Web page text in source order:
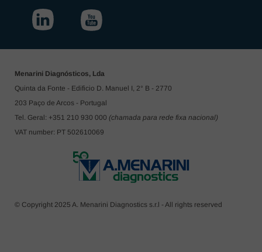
Menarini Diagnósticos, Lda
Quinta da Fonte - Edificio D. Manuel I, 2° B - 2770
203 Paço de Arcos - Portugal
Tel. Geral: +351 210 930 000 (chamada para rede fixa nacional)
VAT number: PT 502610069
© Copyright 2025 A. Menarini Diagnostics s.r.l - All rights reserved